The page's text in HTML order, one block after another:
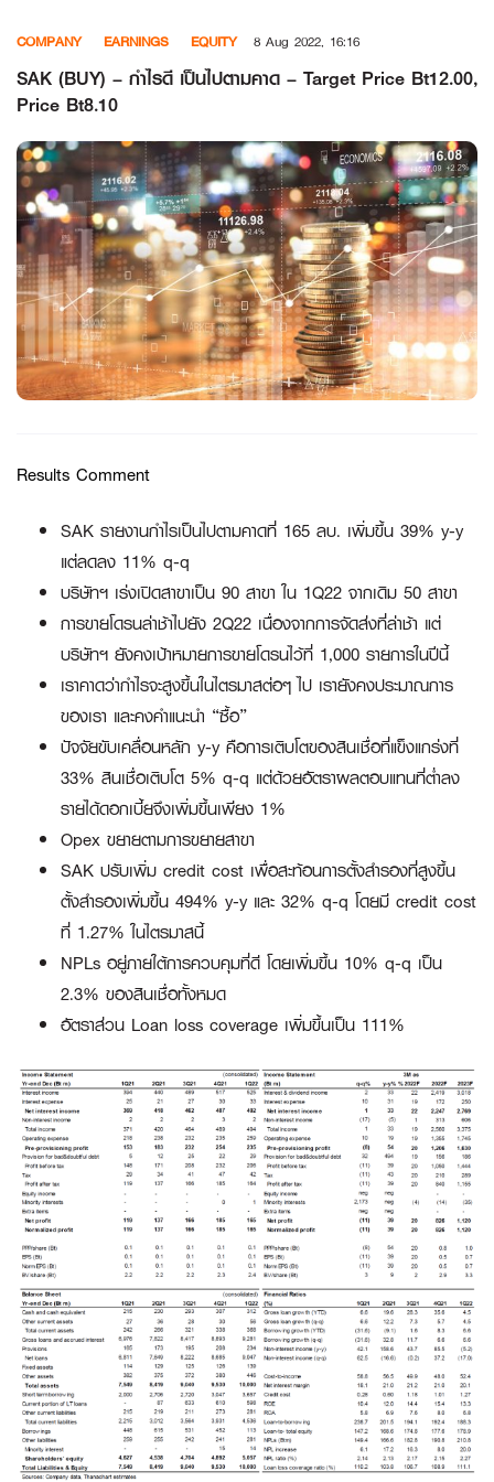
content
COMPANY EARNINGS EQUITY 8 Aug 2022, 16:16
SAK (BUY) – กำไรดี เป็นไปตามคาด – Target Price Bt12.00,
Price Bt8.10
Results Comment
SAK รายงานกำไรเป็นไปตามคาดที่ 165 ลบ. เพิ่มขึ้น 39% y-y
แต่ลดลง 11% q-q
บริษัทฯ เร่งเปิดสาขาเป็น 90 สาขา ใน 1Q22 จากเดิม 50 สาขา
การขายโดรนล่าช้าไปยัง 2Q22 เนื่องจากการจัดส่งที่ล่าช้า แต่
บริษัทฯ ยังคงเป้าหมายการขายโดรนไว้ที่ 1,000 รายการในปีนี้
เราคาดว่ากำไรจะสูงขึ้นในไตรมาสต่อๆ ไป เรายังคงประมาณการ
ของเรา และคงคำแนะนำ “ซื้อ”
ปัจจัยขับเคลื่อนหลัก y-y คือการเติบโตของสินเชื่อที่แข็งแกร่งที่
33% สินเชื่อเติบโต 5% q-q แต่ด้วยอัตราผลตอบแทนที่ต่ำลง
รายได้ดอกเบี้ยจึงเพิ่มขึ้นเพียง 1%
Opex ขยายตามการขยายสาขา
SAK ปรับเพิ่ม credit cost เพื่อสะท้อนการตั้งสำรองที่สูงขึ้น
ตั้งสำรองเพิ่มขึ้น 494% y-y และ 32% q-q โดยมี credit cost
ที่ 1.27% ในไตรมาสนี้
NPLs อยู่ภายใต้การควบคุมที่ดี โดยเพิ่มขึ้น 10% q-q เป็น
2.3% ของสินเชื่อทั้งหมด
อัตราส่วน Loan loss coverage เพิ่มขึ้นเป็น 111%